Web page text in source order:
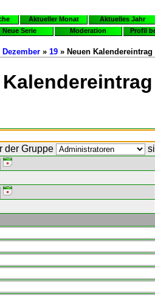
Aktueller Monat Aktuelles Jahr
Neue Serie Moderation Profil
Dezember » 19 » Neuen
der Gruppe